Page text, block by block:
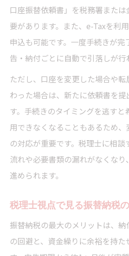
税理士が伝授する資金
口座振替依頼書」を税務署また
要があります。また、e-Taxを利
申込も可能です。一度手続きが完
告・納付ごとに自動で引落しが行
ただし、口座を変更した場合や
わった場合は、新たに依頼書を
す。手続きのタイミングを逃す
用できなくなることもあるため
の対応が重要です。税理士に相
流れや必要書類の漏れがなくな
進められます。
税理士視点で見る振替納税
振替納税の最大のメリットは、
の回避と、資金繰りに余裕を持た